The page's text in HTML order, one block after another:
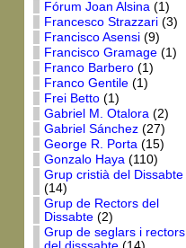
Fórum Joan Alsina(1)
Francesco Strazzari(3)
Francisco Asensi(9)
Francisco Gramage(1)
Franco Barbero(1)
Franco Gentile(1)
Frei Betto(1)
Gabriel M. Otalora(2)
Gabriel Sánchez(27)
George R. Porta(15)
Gonzalo Haya(110)
Grup cristià del Dissabte
(14)
Grup de Rectors del
Dissabte(2)
Grup de seglars i rectors